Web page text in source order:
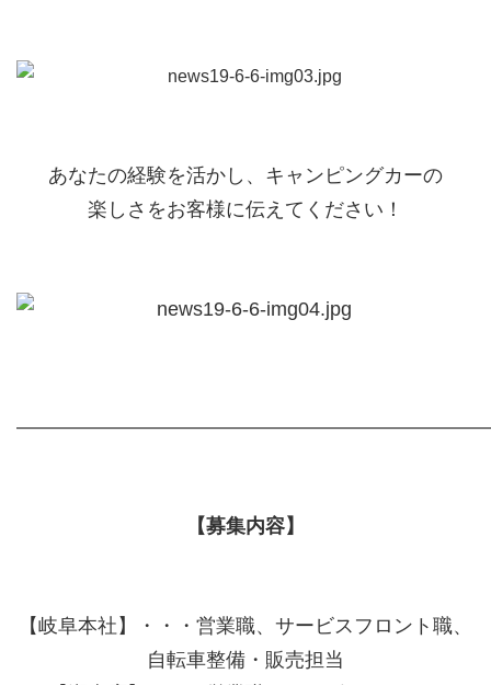
あなたの経験を活かし、キャンピングカーの
楽しさをお客様に伝えてください！
【募集内容】
【岐阜本社】・・・営業職、サービスフロント職、
自転車整備・販売担当